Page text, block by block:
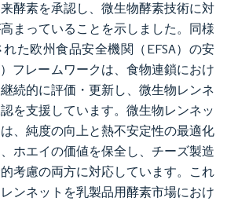
酵素を承認し、微生物酵素技術に対
まっていることを示しました。同様
た欧州食品安全機関（EFSA）の安
フレームワークは、食物連鎖におけ
続的に評価・更新し、微生物レンネ
を支援しています。微生物レンネッ
、純度の向上と熱不安定性の最適化
ホエイの価値を保全し、チーズ製造
考慮の両方に対応しています。これ
ンネットを乳製品用酵素市場におけ